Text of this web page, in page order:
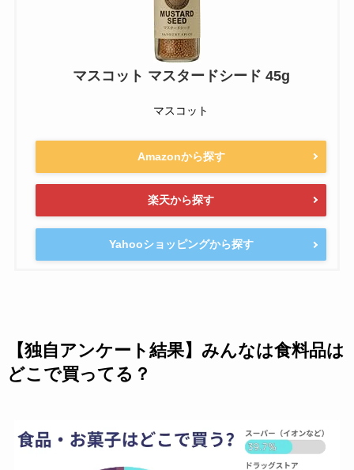
マスコット マスタードシード 45g
マスコット
Amazonから探す
楽天から探す
Yahooショッピングから探す
【独自アンケート結果】みんなは食料品は
どこで買ってる？